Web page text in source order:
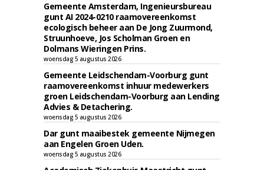
Gemeente Amsterdam, Ingenieursbureau
gunt AI 2024-0210 raamovereenkomst
ecologisch beheer aan De Jong Zuurmond,
Struunhoeve, Jos Scholman Groen en
Dolmans Wieringen Prins.
woensdag 5 augustus 2026
Gemeente Leidschendam-Voorburg gunt
raamovereenkomst inhuur medewerkers
groen Leidschendam-Voorburg aan Lending
Advies & Detachering.
woensdag 5 augustus 2026
Dar gunt maaibestek gemeente Nijmegen
aan Engelen Groen Uden.
woensdag 5 augustus 2026